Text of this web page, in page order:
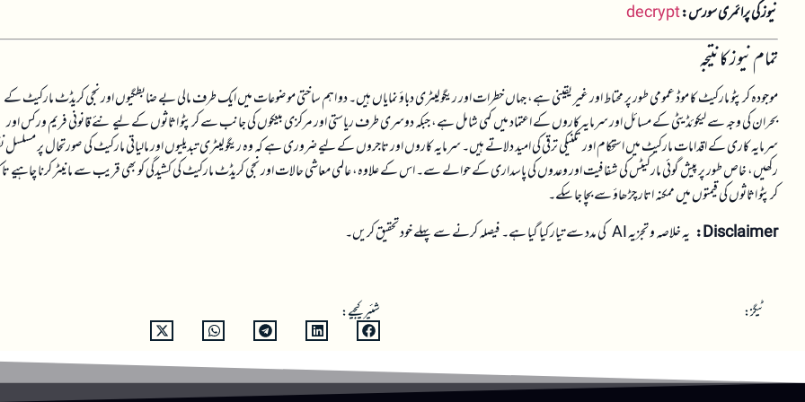
نیوز کی پرائمری سورس:decrypt
تمام نیوز کا نتیجہ
موجودہ کرپٹو مارکیٹ کا موڈ عمومی طور پر محتاط اور غیر یقینی ہے، جہاں خطرات اور ریگولیٹری دباؤ نمایاں ہیں۔ دو اہم ساختی موضوعات میں ایک طرف مالی بے ضابطگیوں اور نجی کریڈٹ مارکیٹ کے
بحران کی وجہ سے لیکوئڈیٹی کے مسائل اور سرمایہ کاروں کے اعتماد میں کمی شامل ہے، جبکہ دوسری طرف ریاستی اور مرکزی بینکوں کی جانب سے کرپٹو اثاثوں کے لیے نئے قانونی فریم ورکس اور
سرمایہ کاری کے اقدامات مارکیٹ میں استحکام اور تکنیکی ترقی کی امید دلاتے ہیں۔ سرمایہ کاروں اور تاجروں کے لیے ضروری ہے کہ وہ ریگولیٹری تبدیلیوں اور مالیاتی مارکیٹ کی صورتحال پر مسلسل
رکھیں، خاص طور پر پیش گوئی مارکیٹس کی شفافیت اور وعدوں کی پاسداری کے حوالے سے۔ اس کے علاوہ، عالمی معاشی حالات اور نجی کریڈٹ مارکیٹ کی کشیدگی کو بھی قریب سے مانیٹر کرنا چاہیے
کرپٹو اثاثوں کی قیمتوں میں ممکنہ اتار چڑھاؤ سے بچا جا سکے۔
Disclaimer: یہ خلاصہ و تجزیہ AI کی مدد سے تیار کیا گیا ہے۔ فیصلہ کرنے سے پہلے خود تحقیق کریں۔
ٹیگز: شئیر کیجیے: